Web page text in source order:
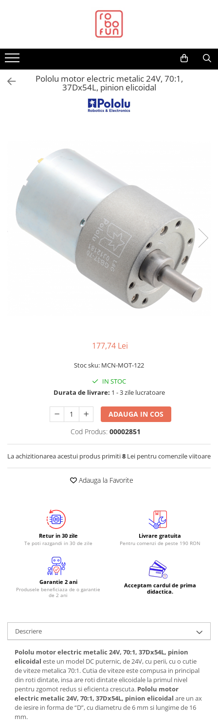
Arduino Original
Arduino Compatibil
Raspberry PI
Cabluri si Conectori
Camera
Cutii
LCD
Adaptoare si convertoare
Breadboard
Butoane, Tastaturi
Condensatoare
Generale
LED
Microcontrollere AVR
PCB - Placute Circuit
Rezistoare
Pololu motor electric metalic 24V, 70:1,
37Dx54L, pinion elicoidal
177,74 Lei
Stoc sku: MCN-MOT-122
IN STOC
Durata de livrare: 1 - 3 zile lucratoare
ADAUGA IN COS
Cod Produs: 00002851
La achizitionarea acestui produs primiti8 Lei pentru comenzile viitoare
Adauga la Favorite
Retur in 30 zile
Te poti razgandi in 30 de zile
Livrare gratuita
Pentru comenzi de peste 190 RON
Garantie 2 ani
Produsele beneficiaza de o garantie
de 2 ani
Acceptam cardul de prima
didactica.
Descriere
Pololu motor electric metalic 24V, 70:1, 37Dx54L, pinion
elicoidal este un model DC puternic, de 24V, cu perii, cu o cutie
de viteze metalica 70:1. Cutia de viteze este compusa in principal
din roti dintate, insa are roti dintate elicoidale la primul nivel
pentru zgomot redus si eficienta crescuta. Pololu motor
electric metalic 24V, 70:1, 37Dx54L, pinion elicoidal are un ax
de iesire in forma de “D”, cu diametru de 6 mm si lungime de 16
mm.